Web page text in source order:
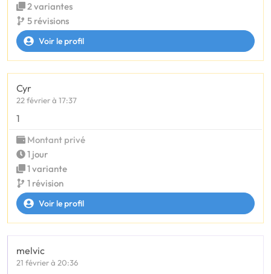
2 variantes
5 révisions
Voir le profil
Cyr
22 février à 17:37
1
Montant privé
1 jour
1 variante
1 révision
Voir le profil
melvic
21 février à 20:36